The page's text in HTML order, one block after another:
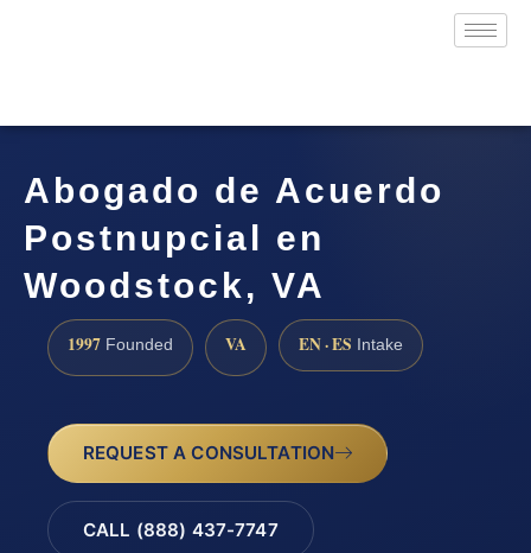
Abogado de Acuerdo
Postnupcial en
Woodstock, VA
1997 Founded VA EN · ES Intake
REQUEST A CONSULTATION
CALL (888) 437-7747